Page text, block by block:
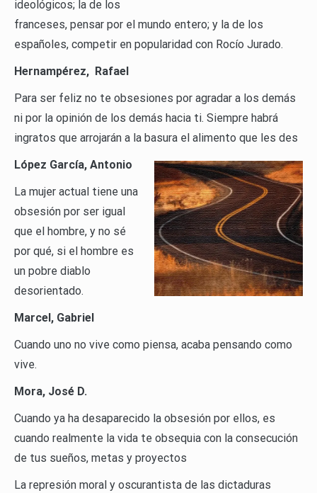
ideológicos; la de los
franceses, pensar por el mundo entero; y la de los
españoles, competir en popularidad con Rocío Jurado.
Hernampérez, Rafael
Para ser feliz no te obsesiones por agradar a los demás
ni por la opinión de los demás hacia ti. Siempre habrá
ingratos que arrojarán a la basura el alimento que les des
López García, Antonio
La mujer actual tiene una
obsesión por ser igual
que el hombre, y no sé
por qué, si el hombre es
un pobre diablo
desorientado.
Marcel, Gabriel
Cuando uno no vive como piensa, acaba pensando como
vive.
Mora, José D.
Cuando ya ha desaparecido la obsesión por ellos, es
cuando realmente la vida te obsequia con la consecución
de tus sueños, metas y proyectos
La represión moral y oscurantista de las dictaduras